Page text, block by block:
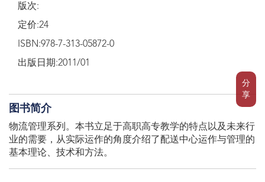
分
享
版次:
定价:24
ISBN:978-7-313-05872-0
出版日期:2011/01
图书简介
物流管理系列。本书立足于高职高专教学的特点以及未来行
业的需要，从实际运作的角度介绍了配送中心运作与管理的
基本理论、技术和方法。